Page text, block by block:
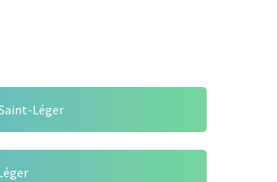
Léger